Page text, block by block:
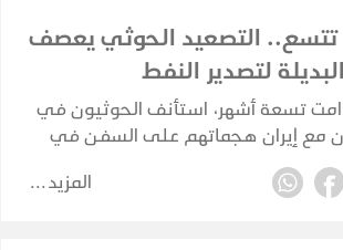
تتسع.. التصعيد الحوثي يعصف
لتصدير النفط
تسعة أشهر، استأنف الحوثيون في
مع إيران هجماتهم على السفن في
العربية السعودية.
المزيد